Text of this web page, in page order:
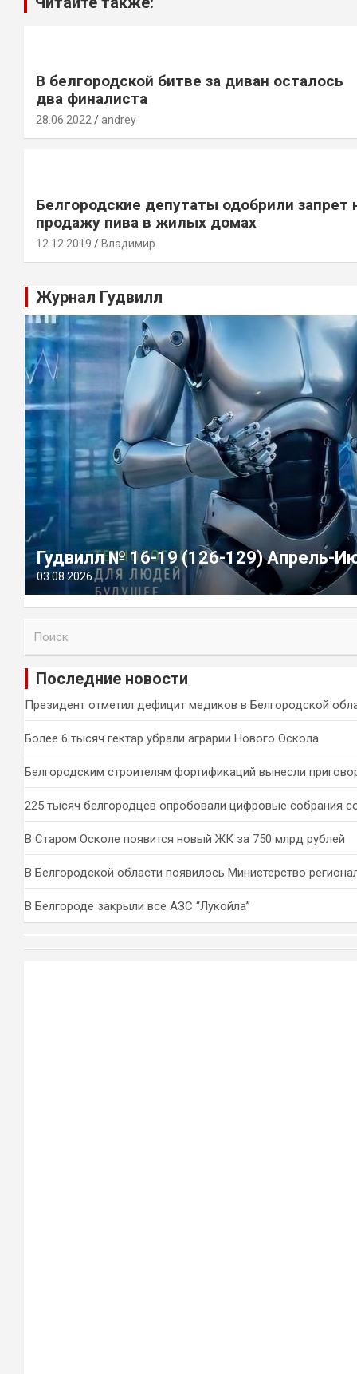
В белгородской битве за диван осталось
два финалиста
28.06.2022 andrey
Белгородские депутаты одобрили запрет
продажу пива в жилых домах
12.12.2019 Владимир
Журнал Гудвилл
Гудвилл № 16-19 (126-129) Апрель-
03.08.2026
и
Последние новости
Президент отметил дефицит медиков в Белгородской
Более 6 тысяч гектар убрали аграрии Нового Оскола
Белгородским строителям фортификаций вынесли
225 тысяч белгородцев опробовали цифровые собрания
В Старом Осколе появится новый ЖК за 750 млрд рублей
В Белгородской области появилось Министерство
В Белгороде закрыли все АЗС “Лукойла”